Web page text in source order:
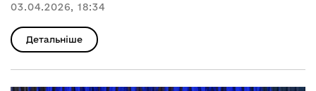
03.04.2026, 18:34
Детальніше